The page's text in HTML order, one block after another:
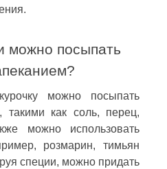
можно посыпать
можно посыпать
как соль, перец,
можно использовать
розмарин, тимьян
специи, можно придать